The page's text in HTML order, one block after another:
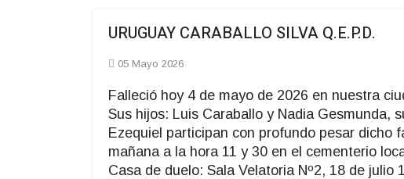
URUGUAY CARABALLO SILVA Q.E.P.D.
05 Mayo 2026
Falleció hoy 4 de mayo de 2026 en nuestra
Sus hijos: Luis Caraballo y Nadia Gesmunda,
Ezequiel participan con profundo pesar dicho
mañana a la hora 11 y 30 en el cementerio
Casa de duelo: Sala Velatoria Nº2, 18 de julio